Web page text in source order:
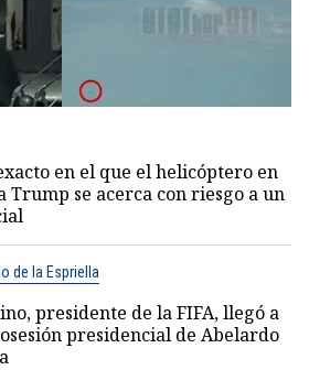
en el que el helicóptero en
Trump se acerca con riesgo a un
de la Espriella
presidente de la FIFA, llegó a
presidencial de Abelardo